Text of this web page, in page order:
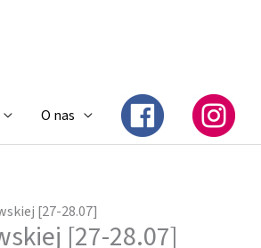
O nas
[27-28.07]
[27-28.07]